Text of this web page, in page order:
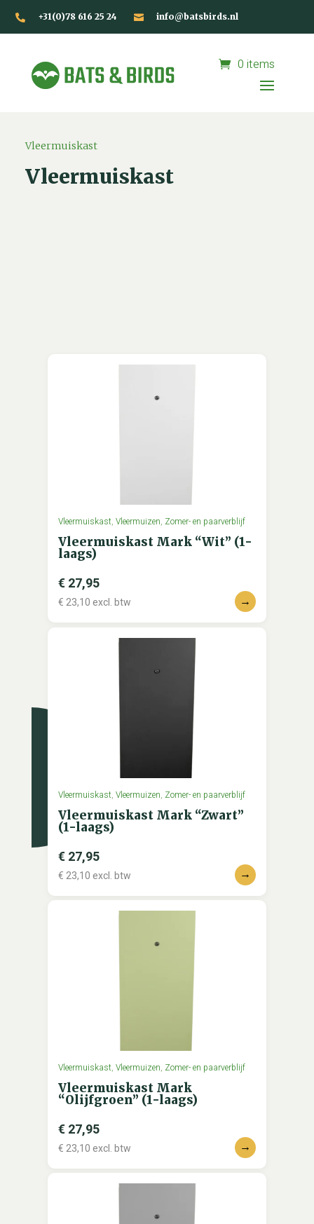
 +31(0)78 616 25 24  info@batsbirds.nl
0 items
Vleermuiskast
Vleermuiskast
→
Vleermuiskast, Vleermuizen, Zomer- en paarverblijf
Vleermuiskast Mark “Wit” (1-
laags)
€27,95
€23,10excl. btw
→
Vleermuiskast, Vleermuizen, Zomer- en paarverblijf
Vleermuiskast Mark “Zwart”
(1-laags)
€27,95
€23,10excl. btw
→
Vleermuiskast, Vleermuizen, Zomer- en paarverblijf
Vleermuiskast Mark
“Olijfgroen” (1-laags)
€27,95
€23,10excl. btw